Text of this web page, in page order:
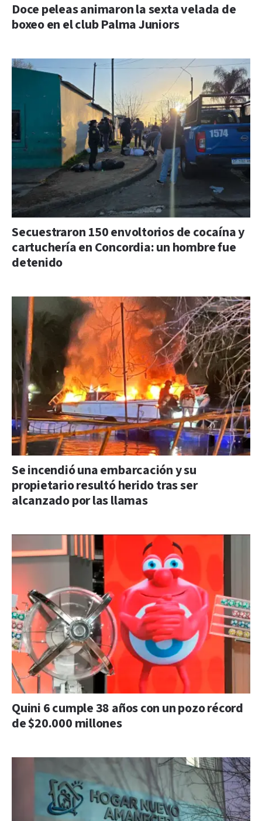
Doce peleas animaron la sexta velada de
boxeo en el club Palma Juniors
Secuestraron 150 envoltorios de cocaína y
cartuchería en Concordia: un hombre fue
detenido
Se incendió una embarcación y su
propietario resultó herido tras ser
alcanzado por las llamas
Quini 6 cumple 38 años con un pozo récord
de $20.000 millones